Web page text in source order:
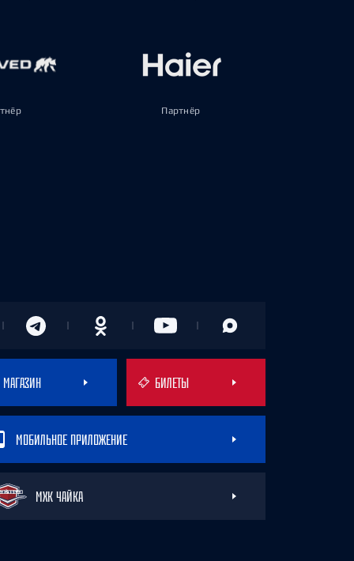
Партнёр
МАГАЗИН БИЛЕТЫ
МОБИЛЬНОЕ ПРИЛОЖЕНИЕ
МХК ЧАЙКА